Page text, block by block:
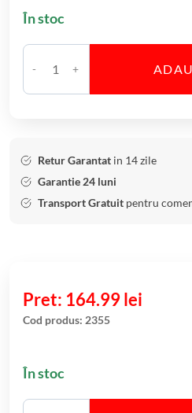
În stoc
C
a
i
t
z
h
Retur Garantat in 14 zile
Garantie 24 luni
Transport Gratuit pentru
164.99lei
Cod produs: 2355
În stoc